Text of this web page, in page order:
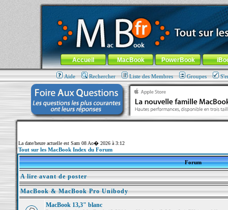
MacBook-fr.com : 100% Apple... 100% nomade !
Aller au contenu-Aller au menu général-Aller au menu de
Menu général
Accueil MacBook PowerBook
Aide Rechercher Liste des Membres Groupes
La date/heure actuelle est Sam 08 Ao� 2026 à 3:12
Tout sur les MacBook Index du Forum
Forum
A lire avant de poster
MacBook & MacBook Pro Unibody
MacBook 13,3" blanc